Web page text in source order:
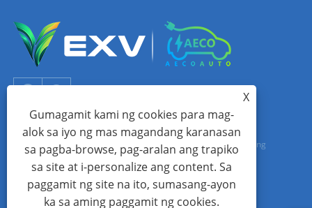
Copyright © 2024 Xiamen Aecoauto Technology Co., Ltd. Lahat ng
Karapatan ay Nakalaan.
WEBSITE TECHNICAL SUPPORT:TIANYU NETWORKjack Lin:+86-
X
Gumagamit kami ng cookies para mag-
alok sa iyo ng mas magandang karanasan
sa pagba-browse, pag-aralan ang trapiko
sa site at i-personalize ang content. Sa
paggamit ng site na ito, sumasang-ayon
ka sa aming paggamit ng cookies.